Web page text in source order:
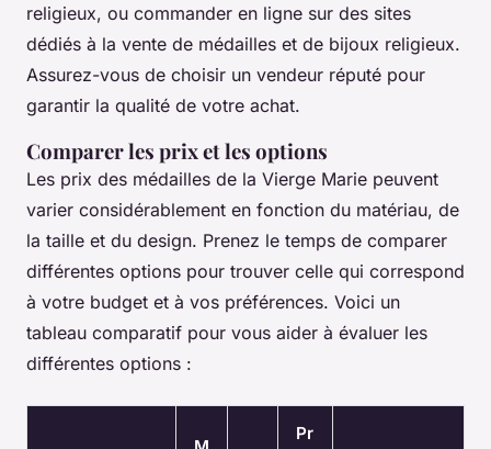
religieux, ou commander en ligne sur des sites
dédiés à la vente de médailles et de bijoux religieux.
Assurez-vous de choisir un vendeur réputé pour
garantir la qualité de votre achat.
Comparer les prix et les options
Les prix des médailles de la Vierge Marie peuvent
varier considérablement en fonction du matériau, de
la taille et du design. Prenez le temps de comparer
différentes options pour trouver celle qui correspond
à votre budget et à vos préférences. Voici un
tableau comparatif pour vous aider à évaluer les
différentes options :
Pr